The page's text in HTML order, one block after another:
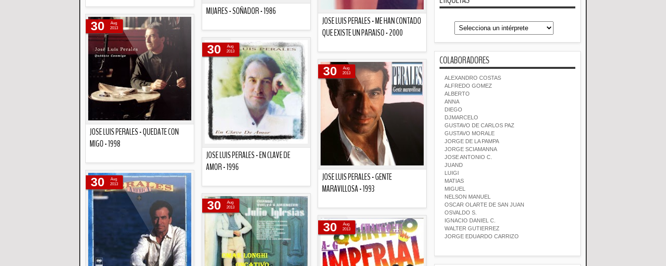
MIJARES - SOÑADOR - 1986
JOSE LUIS PERALES - ME HAN CONTADO
QUE EXISTE UN PARAISO - 2000
JOSE LUIS PERALES - QUEDATE CON
MIGO - 1998
30
Aug
2013
JOSE LUIS PERALES - EN CLAVE DE
AMOR - 1996
30
Aug
2013
JOSE LUIS PERALES - GENTE
MARAVILLOSA - 1993
30
Aug
2013
30
Aug
2013
30
Aug
2013
30
Aug
2013
COLABORADORES
ALEXANDRO COSTAS
ALFREDO GOMEZ
ALBERTO
ANNA
DIEGO
DJMARCELO
GUSTAVO DE CARLOS PAZ
GUSTAVO MORALE
JORGE DE LA PAMPA
JORGE SCIAMANNA
JOSE ANTONIO C.
JUAND
LUIGI
MATIAS
MIGUEL
NELSON MANUEL
OSCAR OLARTE DE SAN JUAN
OSVALDO S.
IGNACIO DANIEL C.
WALTER GUTIERREZ
JORGE EDUARDO CARRIZO